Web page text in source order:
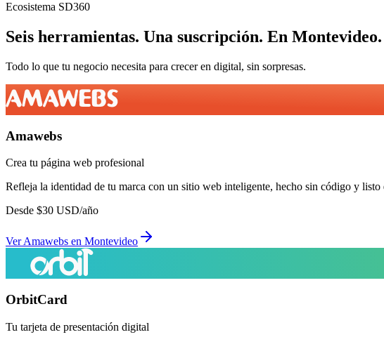
Ecosistema SD360
Seis herramientas. Una suscripción. En Montevideo.
Todo lo que tu negocio necesita para crecer en digital, sin sorpresas.
Amawebs
Crea tu página web profesional
Refleja la identidad de tu marca con un sitio web inteligente, hecho sin código y listo
Desde $30 USD/año
VerAmawebs en Montevideo
OrbitCard
Tu tarjeta de presentación digital